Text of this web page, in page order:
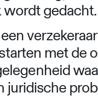
wordt gedacht.
met de
juridische